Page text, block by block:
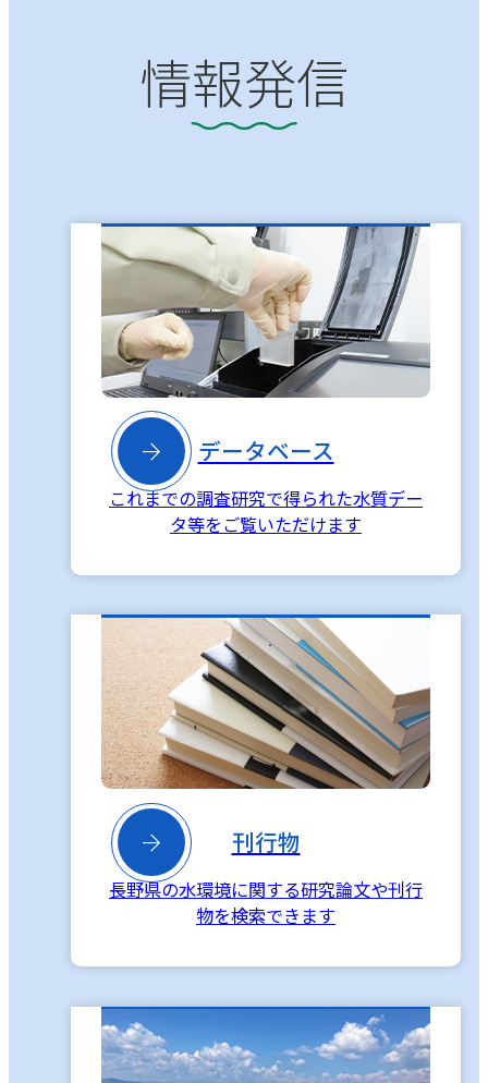
情報発信
 データベース
これまでの調査研究で得られた水質デー
タ等をご覧いただけます
 刊行物
長野県の水環境に関する研究論文や刊行
物を検索できます